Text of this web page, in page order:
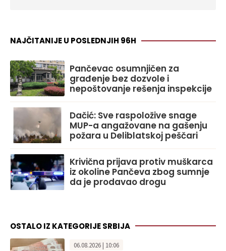
NAJČITANIJE U POSLEDNJIH 96H
Pančevac osumnjičen za
građenje bez dozvole i
nepoštovanje rešenja inspekcije
Dačić: Sve raspoložive snage
MUP-a angažovane na gašenju
požara u Deliblatskoj peščari
Krivična prijava protiv muškarca
iz okoline Pančeva zbog sumnje
da je prodavao drogu
OSTALO IZ KATEGORIJE SRBIJA
06.08.2026 | 10:06